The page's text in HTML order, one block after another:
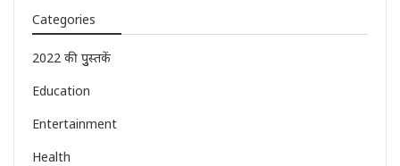
Categories
2022 की पुुस्तकें
Education
Entertainment
Health